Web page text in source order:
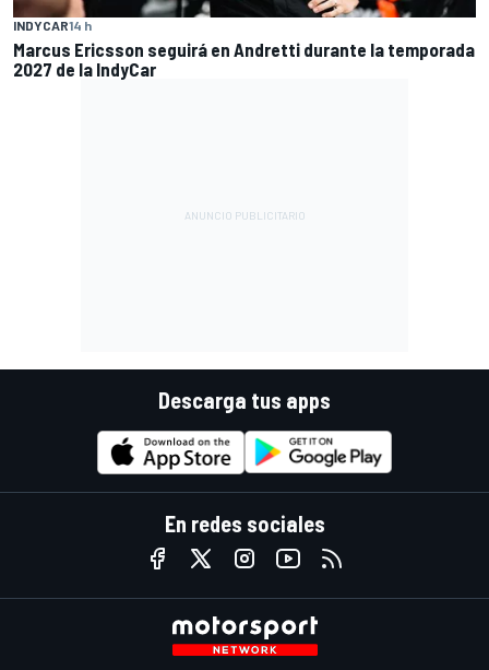
INDYCAR14 h
Marcus Ericsson seguirá en Andretti durante la temporada
2027 de la IndyCar
Descarga tus apps
En redes sociales